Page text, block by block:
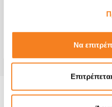
Να
Πληροφορίες για το